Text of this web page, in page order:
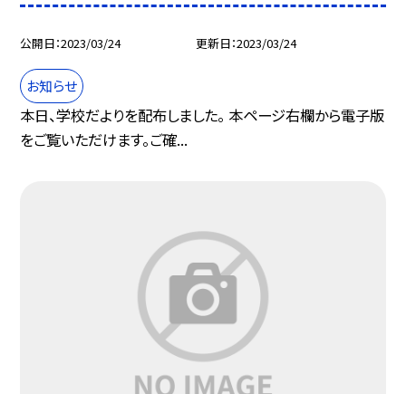
公開日 2023/03/24 更新日 2023/03/24
お知らせ
本日、学校だよりを配布しました。 本ページ右欄から電子版
をご覧いただけます。ご確...